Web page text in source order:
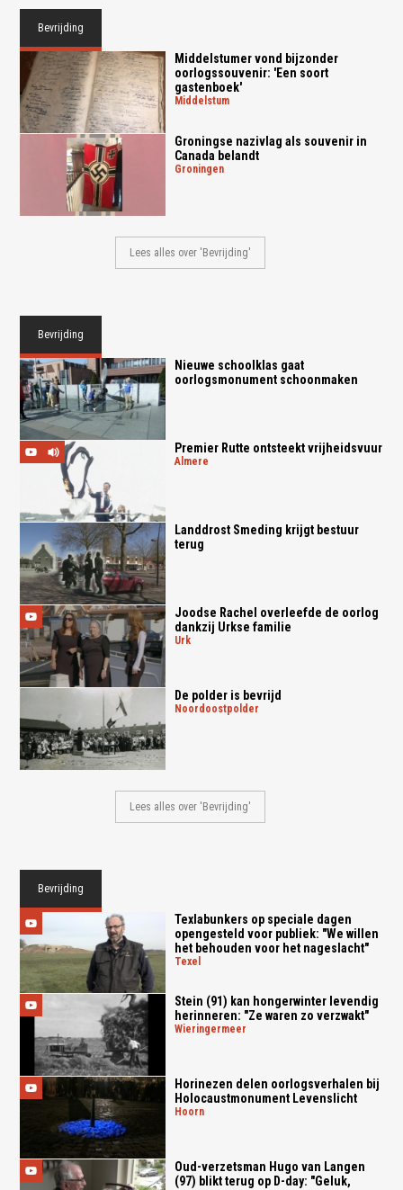
Bevrijding
Middelstumer vond bijzonder
oorlogssouvenir: 'Een soort
gastenboek'
middelstum
Groningse nazivlag als souvenir in
Canada belandt
groningen
Lees alles over 'Bevrijding'
Bevrijding
Nieuwe schoolklas gaat
oorlogsmonument schoonmaken
Premier Rutte ontsteekt vrijheidsvuur
almere
Landdrost Smeding krijgt bestuur
terug
Joodse Rachel overleefde de oorlog
dankzij Urkse familie
urk
De polder is bevrijd
noordoostpolder
Lees alles over 'Bevrijding'
Bevrijding
Texlabunkers op speciale dagen
opengesteld voor publiek: "We willen
het behouden voor het nageslacht"
texel
Stein (91) kan hongerwinter levendig
herinneren: "Ze waren zo verzwakt"
wieringermeer
Horinezen delen oorlogsverhalen bij
Holocaustmonument Levenslicht
hoorn
Oud-verzetsman Hugo van Langen
(97) blikt terug op D-day: "Geluk,